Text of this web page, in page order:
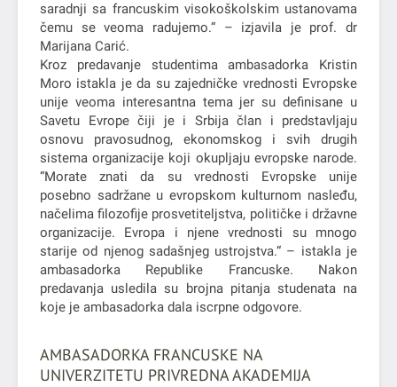
saradnji sa francuskim visokoškolskim ustanovama
čemu se veoma radujemo.“ – izjavila je prof. dr
Marijana Carić.
Kroz predavanje studentima ambasadorka Kristin
Moro istakla je da su zajedničke vrednosti Evropske
unije veoma interesantna tema jer su definisane u
Savetu Evrope čiji je i Srbija član i predstavljaju
osnovu pravosudnog, ekonomskog i svih drugih
sistema organizacije koji okupljaju evropske narode.
“Morate znati da su vrednosti Evropske unije
posebno sadržane u evropskom kulturnom nasleđu,
načelima filozofije prosvetiteljstva, političke i državne
organizacije. Evropa i njene vrednosti su mnogo
starije od njenog sadašnjeg ustrojstva.“ – istakla je
ambasadorka Republike Francuske. Nakon
predavanja usledila su brojna pitanja studenata na
koje je ambasadorka dala iscrpne odgovore.
AMBASADORKA FRANCUSKE NA
UNIVERZITETU PRIVREDNA AKADEMIJA